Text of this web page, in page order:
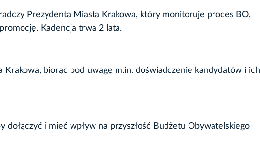
Prezydenta Miasta Krakowa, który monitoruje proces BO,
Kadencja trwa 2 lata.
Krakowa, biorąc pod uwagę m.in. doświadczenie kandydatów i ich
dołączyć i mieć wpływ na przyszłość Budżetu Obywatelskiego